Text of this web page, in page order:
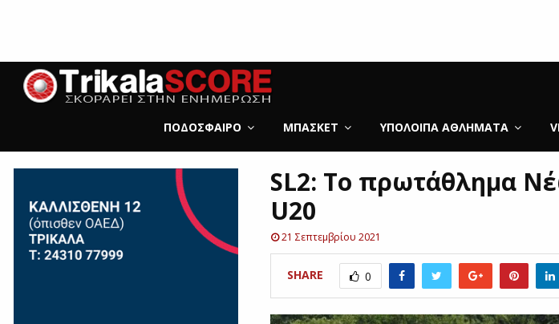
ΠΟΔΌΣΦΑΙΡΟ ΜΠΆΣΚΕΤ ΥΠΌΛΟΙΠΑ ΑΘΛΉΜΑΤΑ
SL2: Το πρωτάθλημα
U20
21 Σεπτεμβρίου 2021
SHARE 0